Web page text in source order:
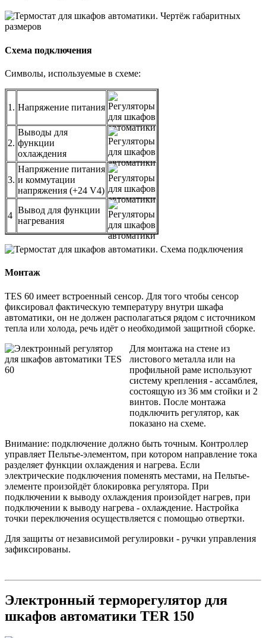
Схема подключения
Символы, используемые в схеме:
1. Напряжение питания
2.
Выводы для
функции
охлаждения
3.
Напряжение питания
и коммутации
напряжения (+24 V4)
4
Вывод для функции
нагревания
Монтаж
TES 60 имеет встроенный сенсор. Для того чтобы сенсор
фиксировал фактическую температуру внутри шкафа
автоматики, он не должен располагаться рядом с источником
тепла или холода, речь идёт о необходимой защитной сборке.
Для монтажа на стене из
листового металла или на
профильной раме используют
систему крепления - ассамблея,
состоящую из 36 мм стойки и 2
винтов. После монтажа
подключить регулятор, как
показано на схеме.
Внимание: подключение должно быть точным. Контроллер
управляет Пельтье-элементом, при котором направление тока
разделяет функции охлаждения и нагрева. Если
электрические подключения поменять местами, на Пельтье-
элементе произойдёт блокировка регулятора. При
подключении к выводу охлаждения произойдет нагрев, при
подключении к выводу нагрева - охлаждение. Настройка
точки переключения осуществляется с помощью отвертки.
Для защиты от независимой регулировки - ручки управления
зафиксированы.
Электронный терморегулятор для
шкафов автоматики TER 150